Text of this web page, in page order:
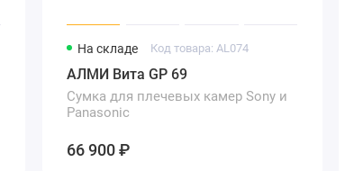
На складе Код товара: AL074
АЛМИ Вита GP 69
Сумка для плечевых камер Sony и
Panasonic
66 900 ₽